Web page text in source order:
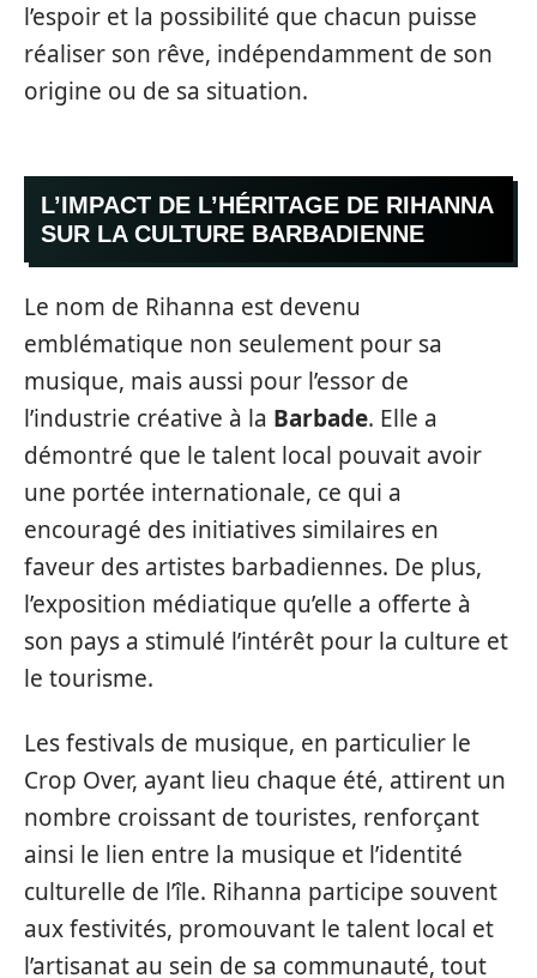
l’espoir et la possibilité que chacun puisse
réaliser son rêve, indépendamment de son
origine ou de sa situation.
L’IMPACT DE L’HÉRITAGE DE RIHANNA
SUR LA CULTURE BARBADIENNE
Le nom de Rihanna est devenu
emblématique non seulement pour sa
musique, mais aussi pour l’essor de
l’industrie créative à la Barbade. Elle a
démontré que le talent local pouvait avoir
une portée internationale, ce qui a
encouragé des initiatives similaires en
faveur des artistes barbadiennes. De plus,
l’exposition médiatique qu’elle a offerte à
son pays a stimulé l’intérêt pour la culture et
le tourisme.
Les festivals de musique, en particulier le
Crop Over, ayant lieu chaque été, attirent un
nombre croissant de touristes, renforçant
ainsi le lien entre la musique et l’identité
culturelle de l’île. Rihanna participe souvent
aux festivités, promouvant le talent local et
l’artisanat au sein de sa communauté, tout